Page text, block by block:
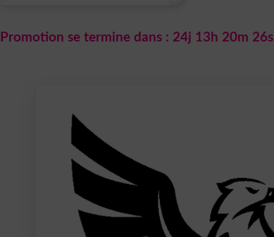
Promotion se termine dans : 24j 13h 20m 25s